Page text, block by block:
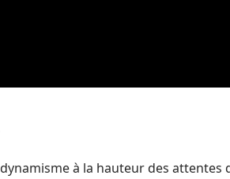
à la hauteur des attentes